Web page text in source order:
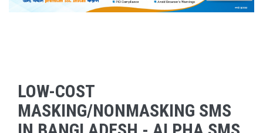
LOW-COST
MASKING/NONMASKING SMS